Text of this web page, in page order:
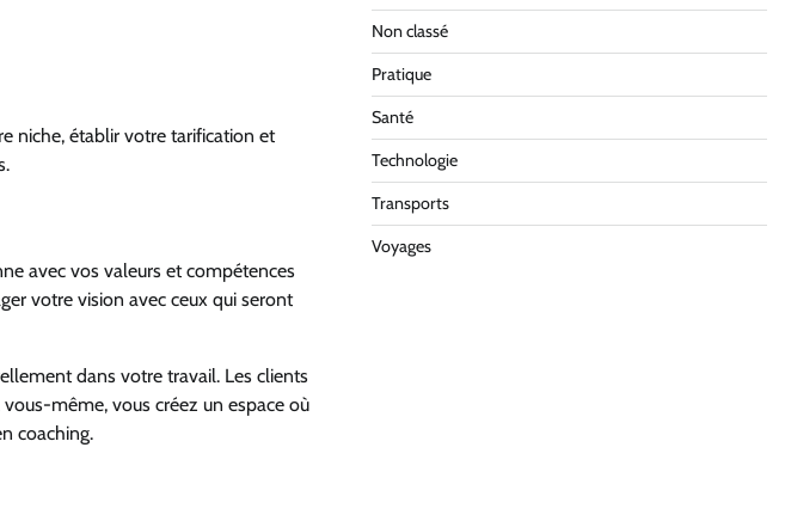
niche, établir votre tarification et
avec vos valeurs et compétences
votre vision avec ceux qui seront
dans votre travail. Les clients
même, vous créez un espace où
coaching.
Non classé
Pratique
Santé
Technologie
Transports
Voyages